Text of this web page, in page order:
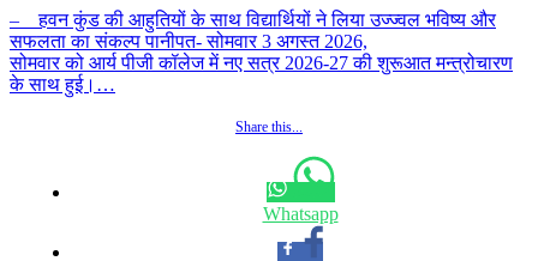
– हवन कुंड की आहुतियों के साथ विद्यार्थियों ने लिया उज्ज्वल भविष्य और
सफलता का संकल्प पानीपत- सोमवार 3 अगस्त 2026,
सोमवार को आर्य पीजी कॉलेज में नए सत्र 2026-27 की शुरूआत मन्त्रोचारण
के साथ हुई।…
Share this...
Whatsapp